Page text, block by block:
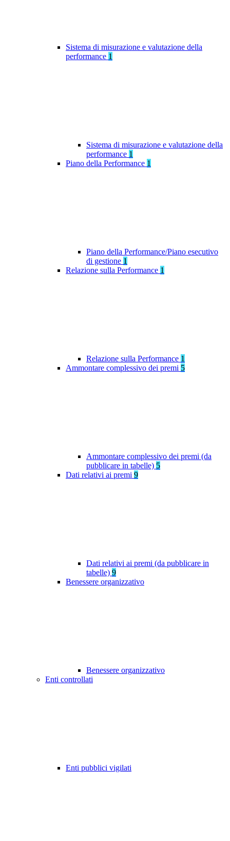
Sistema di misurazione e valutazione della
performance 1
Sistema di misurazione e valutazione della
performance 1
Piano della Performance 1
Piano della Performance/Piano esecutivo
di gestione 1
Relazione sulla Performance 1
Relazione sulla Performance 1
Ammontare complessivo dei premi 5
Ammontare complessivo dei premi (da
pubblicare in tabelle) 5
Dati relativi ai premi 9
Dati relativi ai premi (da pubblicare in
tabelle) 9
Benessere organizzativo
Benessere organizzativo
Enti controllati
Enti pubblici vigilati